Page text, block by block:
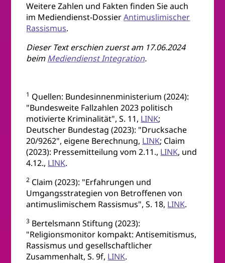
Weitere Zahlen und Fakten finden Sie auch
im Mediendienst-DossierAntimuslimischer
Rassismus.
Dieser Text erschien zuerst am 17.06.2024
beimMediendienst Integration.
1 Quellen: Bundesinnenministerium (2024):
"Bundesweite Fallzahlen 2023 politisch
motivierte Kriminalität", S. 11, LINK;
Deutscher Bundestag (2023): "Drucksache
20/9262", eigene Berechnung, LINK; Claim
(2023): Pressemitteilung vom 2.11., LINK, und
4.12., LINK.
2 Claim (2023): "Erfahrungen und
Umgangsstrategien von Betroffenen von
antimuslimischem Rassismus", S. 18, LINK.
3 Bertelsmann Stiftung (2023):
"Religionsmonitor kompakt: Antisemitismus,
Rassismus und gesellschaftlicher
Zusammenhalt, S. 9f, LINK.